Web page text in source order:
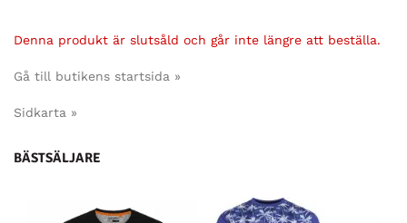
Denna produkt är slutsåld och går inte längre att beställa.
Gå till butikens startsida »
Sidkarta »
BÄSTSÄLJARE